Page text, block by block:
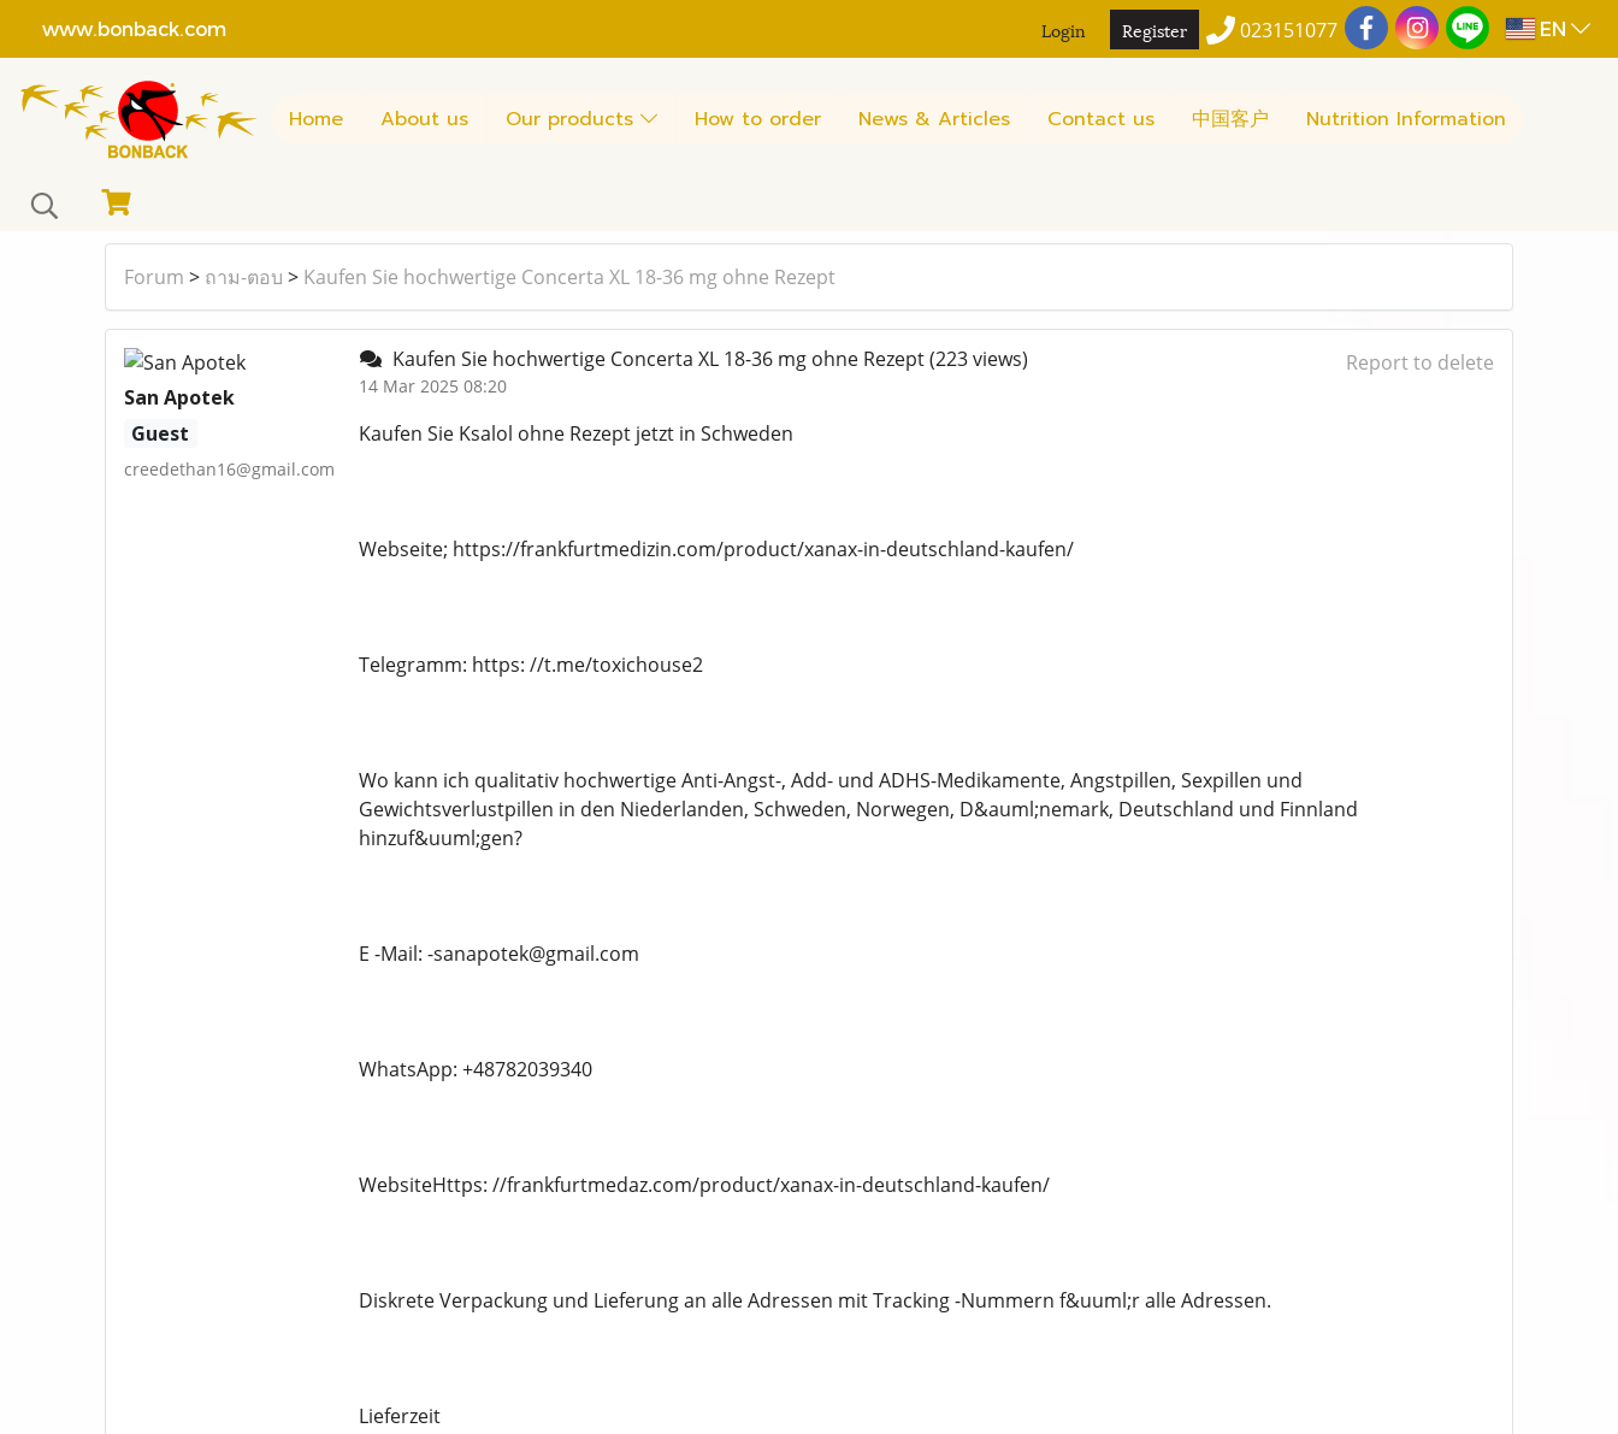
www.bonback.com Login Register 023151077 EN
Home About us Our products How to order News & Articles Contact us 中国客户 Nutrition Information
Forum > ถาม-ตอบ > Kaufen Sie hochwertige Concerta XL 18-36 mg ohne Rezept
San Apotek
Guest
creedethan16@gmail.com
Kaufen Sie hochwertige Concerta XL 18-36 mg ohne Rezept(223 views)
14 Mar 2025 08:20
Report to delete
Kaufen Sie Ksalol ohne Rezept jetzt in Schweden
Webseite; https://frankfurtmedizin.com/product/xanax-in-deutschland-kaufen/
Telegramm: https: //t.me/toxichouse2
Wo kann ich qualitativ hochwertige Anti-Angst-, Add- und ADHS-Medikamente, Angstpillen, Sexpillen und
Gewichtsverlustpillen in den Niederlanden, Schweden, Norwegen, D&auml;nemark, Deutschland und Finnland
hinzuf&uuml;gen?
E -Mail: -sanapotek@gmail.com
WhatsApp: +48782039340
WebsiteHttps: //frankfurtmedaz.com/product/xanax-in-deutschland-kaufen/
Diskrete Verpackung und Lieferung an alle Adressen mit Tracking -Nummern f&uuml;r alle Adressen.
Lieferzeit